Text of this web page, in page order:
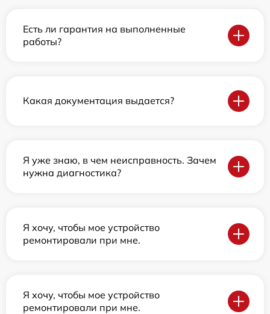
Есть ли гарантия на выполненные
работы?
Какая документация выдается?
Я уже знаю, в чем неисправность. Зачем
нужна диагностика?
Я хочу, чтобы мое устройство
ремонтировали при мне.
Я хочу, чтобы мое устройство
ремонтировали при мне.